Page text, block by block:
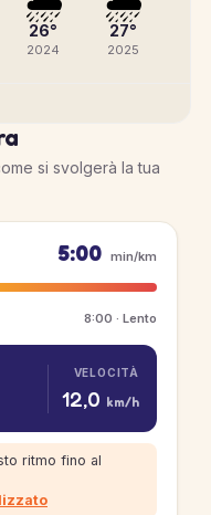
26°
2024
27°
2025
si svolgerà la tua
5:00 min/km
8:00 · Lento
VELOCITÀ
12,0 km/h
ritmo fino al